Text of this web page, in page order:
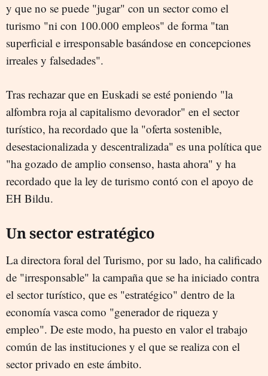
y que no se puede "jugar" con un sector como el
turismo "ni con 100.000 empleos" de forma "tan
superficial e irresponsable basándose en concepciones
irreales y falsedades".
Tras rechazar que en Euskadi se esté poniendo "la
alfombra roja al capitalismo devorador" en el sector
turístico, ha recordado que la "oferta sostenible,
desestacionalizada y descentralizada" es una política que
"ha gozado de amplio consenso, hasta ahora" y ha
recordado que la ley de turismo contó con el apoyo de
EH Bildu.
Un sector estratégico
La directora foral del Turismo, por su lado, ha calificado
de "irresponsable" la campaña que se ha iniciado contra
el sector turístico, que es "estratégico" dentro de la
economía vasca como "generador de riqueza y
empleo". De este modo, ha puesto en valor el trabajo
común de las instituciones y el que se realiza con el
sector privado en este ámbito.